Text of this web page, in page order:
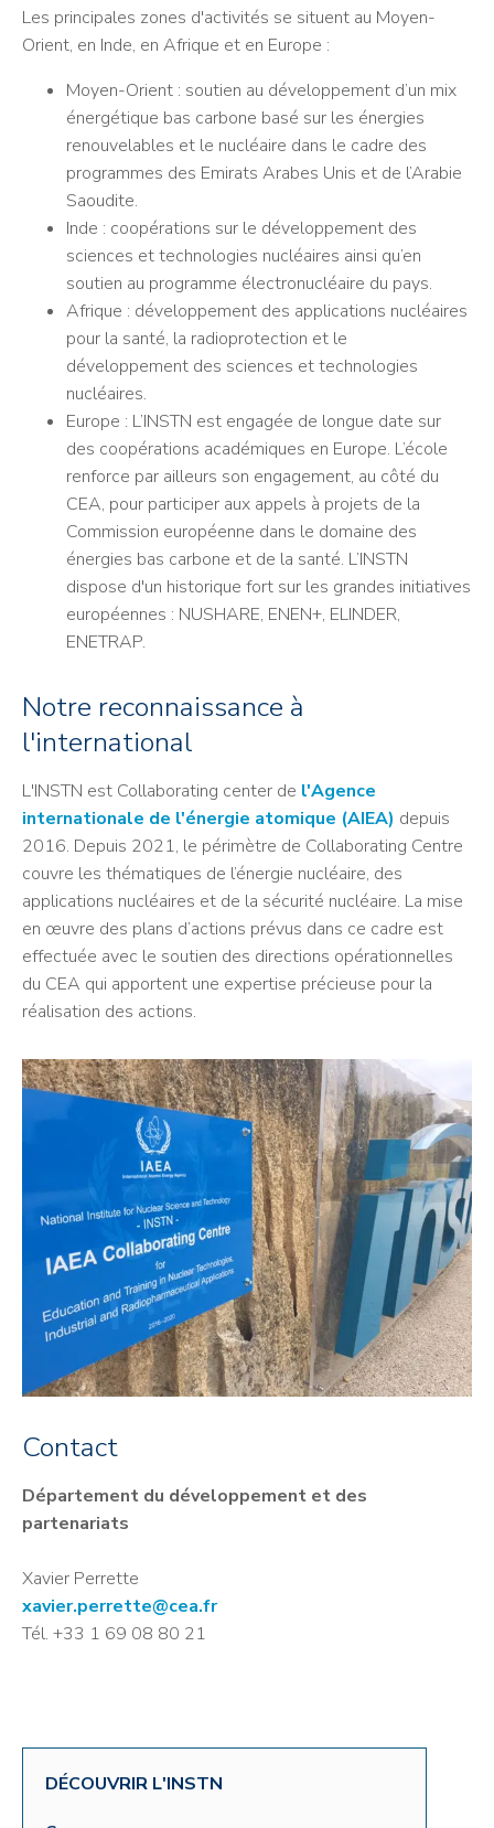
DÉCOUVRIR L'INSTN
Les principales zones d'activités se situent au Moyen-
Orient, en Inde, en Afrique et en Europe :
Moyen-Orient : soutien au développement d’un mix
énergétique bas carbone basé sur les énergies
renouvelables et le nucléaire dans le cadre des
programmes des Emirats Arabes Unis et de l’Arabie
Saoudite.
Inde : coopérations sur le développement des
sciences et technologies nucléaires ainsi qu’en
soutien au programme électronucléaire du pays.
Afrique : développement des applications nucléaires
pour la santé, la radioprotection et le
développement des sciences et technologies
nucléaires.
Europe : L’INSTN est engagée de longue date sur
des coopérations académiques en Europe. L’école
renforce par ailleurs son engagement, au côté du
CEA, pour participer aux appels à projets de la
Commission européenne dans le domaine des
énergies bas carbone et de la santé. L’INSTN
dispose d'un historique fort sur les grandes initiatives
européennes : NUSHARE, ENEN+, ELINDER,
ENETRAP.
Notre reconnaissance à
l'international
L'INSTN est Collaborating center de l'Agence
internationale de l'énergie atomique (AIEA) depuis
2016. Depuis 2021, le périmètre de Collaborating Centre
couvre les thématiques de l’énergie nucléaire, des
applications nucléaires et de la sécurité nucléaire. La mise
en œuvre des plans d’actions prévus dans ce cadre est
effectuée avec le soutien des directions opérationnelles
du CEA qui apportent une expertise précieuse pour la
réalisation des actions.
Contact
Département du développement et des
partenariats
Xavier Perrette
xavier.perrette@cea.fr
Tél. +33 1 69 08 80 21